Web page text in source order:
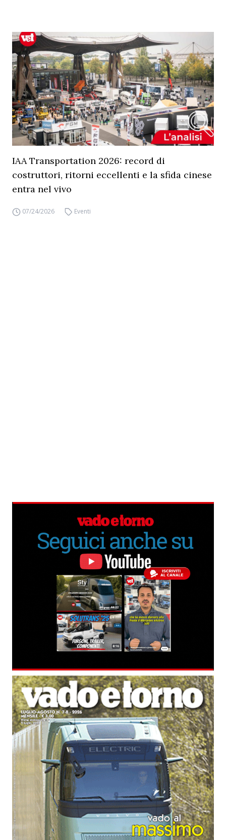
IAA Transportation 2026: record di
costruttori, ritorni eccellenti e la sfida cinese
entra nel vivo
07/24/2026 Eventi